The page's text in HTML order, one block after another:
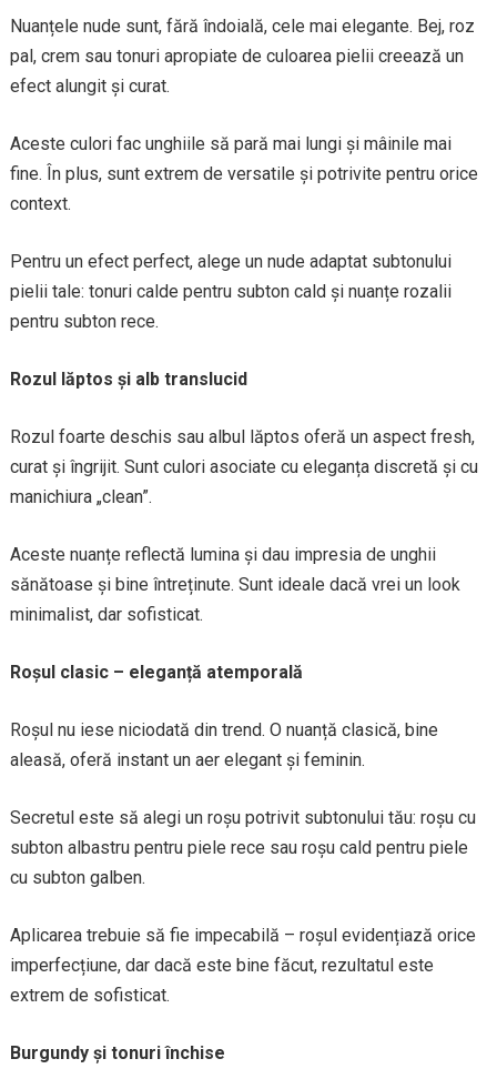
Nuanțele nude sunt, fără îndoială, cele mai elegante. Bej, roz
pal, crem sau tonuri apropiate de culoarea pielii creează un
efect alungit și curat.
Aceste culori fac unghiile să pară mai lungi și mâinile mai
fine. În plus, sunt extrem de versatile și potrivite pentru orice
context.
Pentru un efect perfect, alege un nude adaptat subtonului
pielii tale: tonuri calde pentru subton cald și nuanțe rozalii
pentru subton rece.
Rozul lăptos și alb translucid
Rozul foarte deschis sau albul lăptos oferă un aspect fresh,
curat și îngrijit. Sunt culori asociate cu eleganța discretă și cu
manichiura „clean”.
Aceste nuanțe reflectă lumina și dau impresia de unghii
sănătoase și bine întreținute. Sunt ideale dacă vrei un look
minimalist, dar sofisticat.
Roșul clasic – eleganță atemporală
Roșul nu iese niciodată din trend. O nuanță clasică, bine
aleasă, oferă instant un aer elegant și feminin.
Secretul este să alegi un roșu potrivit subtonului tău: roșu cu
subton albastru pentru piele rece sau roșu cald pentru piele
cu subton galben.
Aplicarea trebuie să fie impecabilă – roșul evidențiază orice
imperfecțiune, dar dacă este bine făcut, rezultatul este
extrem de sofisticat.
Burgundy și tonuri închise